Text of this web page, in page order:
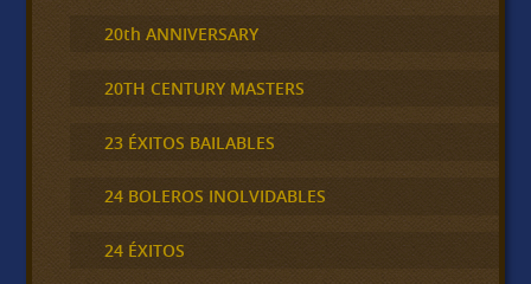
20th ANNIVERSARY
20TH CENTURY MASTERS
23 ÉXITOS BAILABLES
24 BOLEROS INOLVIDABLES
24 ÉXITOS